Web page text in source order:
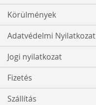
Körülmények
Adatvédelmi Nyilatkozat
Jogi nyilatkozat
Fizetés
Szállítás